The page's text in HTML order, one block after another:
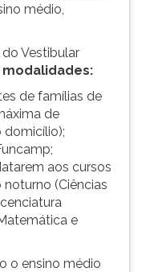
médio,
Vestibular
modalidades:
de famílias de
de
domicílio);
aos cursos
(Ciências
e
o ensino médio